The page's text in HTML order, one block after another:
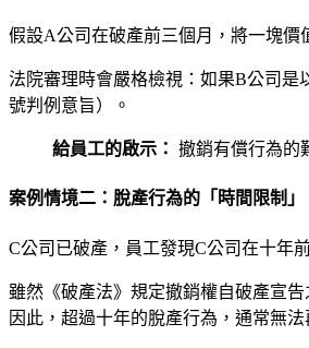
假設A公司在破產前三個月，將一塊價
法院審理時會嚴格檢視：如果B公司
號判例意旨）。
給員工的啟示： 撤銷有償行為的
案例情境二：脫產行為的「時間限制」
C公司已破產，員工發現C公司在十年
雖然《破產法》規定撤銷權自破產宣
因此，超過十年的脫產行為，通常無法